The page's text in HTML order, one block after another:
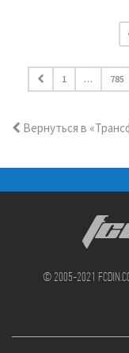
1 … 785
Вернуться в
© 2005-2021